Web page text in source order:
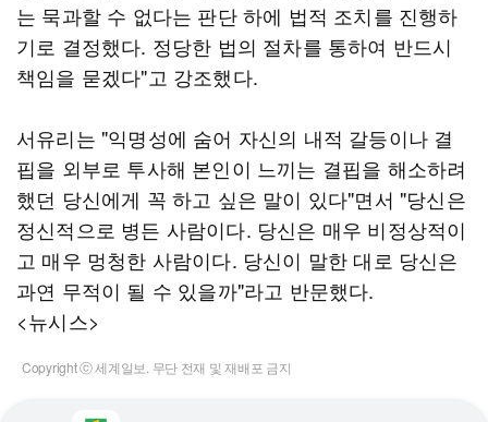
는 묵과할 수 없다는 판단 하에 법적 조치를 진행하
기로 결정했다. 정당한 법의 절차를 통하여 반드시
책임을 묻겠다"고 강조했다.
서유리는 "익명성에 숨어 자신의 내적 갈등이나 결
핍을 외부로 투사해 본인이 느끼는 결핍을 해소하려
했던 당신에게 꼭 하고 싶은 말이 있다"면서 "당신은
정신적으로 병든 사람이다. 당신은 매우 비정상적이
고 매우 멍청한 사람이다. 당신이 말한 대로 당신은
과연 무적이 될 수 있을까"라고 반문했다.
<뉴시스>
Copyright ⓒ 세계일보. 무단 전재 및 재배포 금지